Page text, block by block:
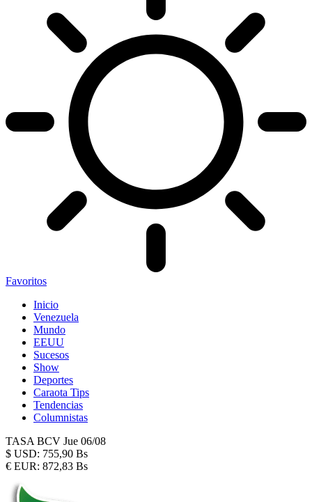
Favoritos
Inicio
Venezuela
Mundo
EEUU
Sucesos
Show
Deportes
Caraota Tips
Tendencias
Columnistas
TASA BCV Jue 06/08
$ USD: 755,90 Bs
€ EUR: 872,83 Bs